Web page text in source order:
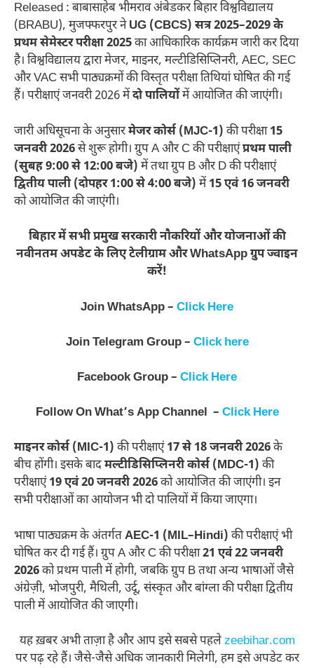
Released : बाबासाहेब भीमराव अंबेडकर बिहार विश्वविद्यालय
(BRABU), मुजफ्फरपुर नेUG (CBCS) सत्र 2025–2029 के
प्रथम सेमेस्टर परीक्षा 2025का आधिकारिक कार्यक्रम जारी कर दिया
है। विश्वविद्यालय द्वारा मेजर, माइनर, मल्टीडिसिप्लिनरी, AEC, SEC
और VAC सभी पाठ्यक्रमों की विस्तृत परीक्षा तिथियां घोषित की गई
हैं। परीक्षाएं जनवरी 2026 मेंदो पालियोंमें आयोजित की जाएंगी।
जारी अधिसूचना के अनुसारमेजर कोर्स (MJC-1) की परीक्षा15
जनवरी 2026से शुरू होगी। ग्रुप A और C की परीक्षाएंप्रथम पाली
(सुबह 9:00 से 12:00 बजे) में तथा ग्रुप B और D की परीक्षाएं
द्वितीय पाली (दोपहर 1:00 से 4:00 बजे) में15 एवं 16 जनवरी
को आयोजित की जाएंगी।
बिहार में सभी प्रमुख सरकारी नौकरियों और योजनाओं की
नवीनतम अपडेट के लिए टेलीग्राम और WhatsApp ग्रुप ज्वाइन
करें!
Join WhatsApp – Click Here
Join Telegram Group – Click here
Facebook Group – Click Here
Follow On What’s App Channel – Click Here
माइनर कोर्स (MIC-1) की परीक्षाएं17 से 18 जनवरी 2026के
बीच होंगी। इसके बादमल्टीडिसिप्लिनरी कोर्स (MDC-1) की
परीक्षाएं19 एवं 20 जनवरी 2026को आयोजित की जाएंगी। इन
सभी परीक्षाओं का आयोजन भी दो पालियों में किया जाएगा।
भाषा पाठ्यक्रम के अंतर्गतAEC-1 (MIL–Hindi) की परीक्षाएं भी
घोषित कर दी गई हैं। ग्रुप A और C की परीक्षा21 एवं 22 जनवरी
2026को प्रथम पाली में होगी, जबकि ग्रुप B तथा अन्य भाषाओं जैसे
अंग्रेज़ी, भोजपुरी, मैथिली, उर्दू, संस्कृत और बांग्ला की परीक्षा द्वितीय
पाली में आयोजित की जाएगी।
यह ख़बर अभी ताज़ा है और आप इसे सबसे पहलेzeebihar.com
पर पढ़ रहे हैं। जैसे-जैसे अधिक जानकारी मिलेगी, हम इसे अपडेट कर